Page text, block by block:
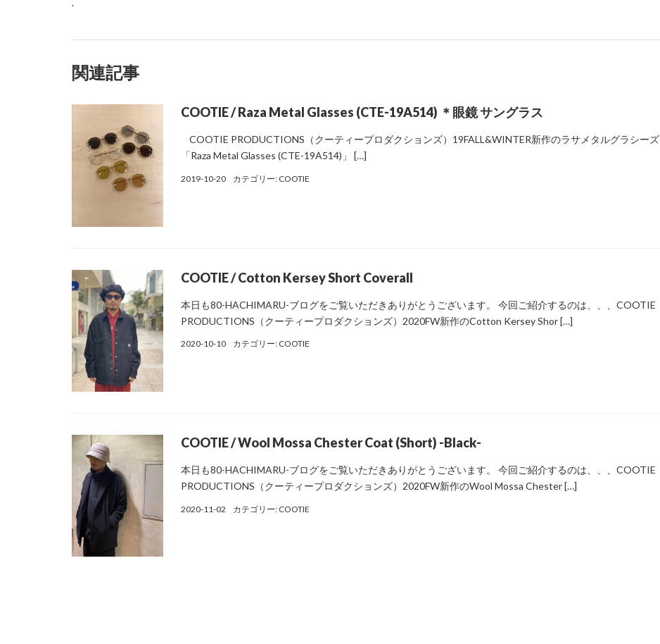
関連記事
COOTIE / Raza Metal Glasses (CTE-19A514) ＊眼鏡 サングラス
COOTIE PRODUCTIONS（クーティープロダクションズ）19FALL&WINTER新作のラサメタルグラシーズ
「Raza Metal Glasses (CTE-19A514)」 […]
2019-10-20 カテゴリー: COOTIE
COOTIE / Cotton Kersey Short Coverall
本日も80-HACHIMARU-ブログをご覧いただきありがとうございます。 今回ご紹介するのは、、、COOTIE
PRODUCTIONS（クーティープロダクションズ）2020FW新作のCotton Kersey Shor […]
2020-10-10 カテゴリー: COOTIE
COOTIE / Wool Mossa Chester Coat (Short) -Black-
本日も80-HACHIMARU-ブログをご覧いただきありがとうございます。 今回ご紹介するのは、、、COOTIE
PRODUCTIONS（クーティープロダクションズ）2020FW新作のWool Mossa Chester […]
2020-11-02 カテゴリー: COOTIE